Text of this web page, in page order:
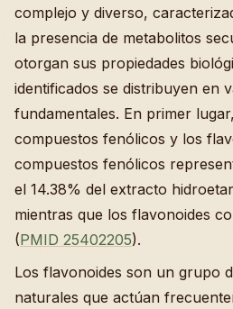
complejo y diverso,
la presencia de metabolitos
otorgan sus propiedades
identificados se distribuyen en
fundamentales. En primer
compuestos fenólicos y los
compuestos fenólicos
el 14.38% del extracto
mientras que los flavonoides
(PMID 25402205).
Los flavonoides son un grupo
naturales que actúan